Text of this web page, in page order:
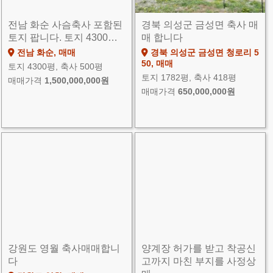
전남 화순 사슴축사 포함된
토지 팝니다. 토지 4300…
전남 화순, 매매
토지 4300평, 축사 500평
매매가격 1,500,000,000원
경북 의성군 금성면 축사 매
매 합니다
경북 의성군 금성면 청로리 5
50, 매매
토지 1782평, 축사 418평
매매가격 650,000,000원
강원도 영월 축사매매합니
다
양계장 허가를 받고 착공신
고까지 마친 부지를 사정상